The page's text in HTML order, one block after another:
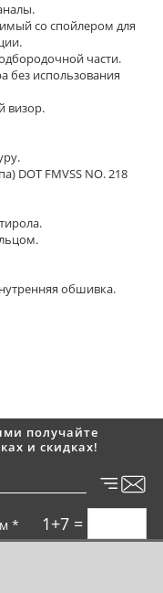
со спойлером для
части.
без использования
визор.
DOT FMVSS NO. 218
обшивка.
получайте
и скидках!
* 1+7 =